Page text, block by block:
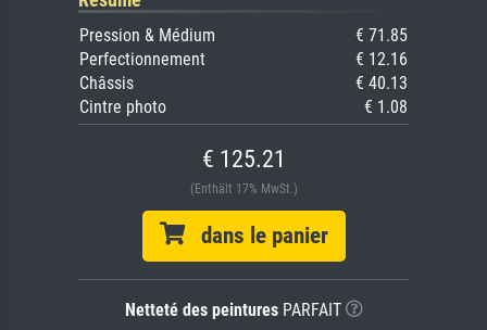
Pression & Médium
€ 71.85
Perfectionnement
€ 12.16
Châssis
€ 40.13
Cintre photo
€ 1.08
€ 125.21
(Enthält 17% MwSt.)
dans le panier
Netteté des peinturesPARFAIT